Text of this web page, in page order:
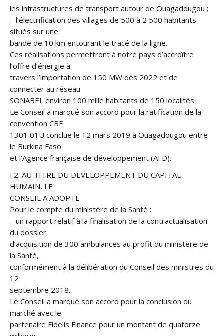
les infrastructures de transport autour de Ouagadougou ;
– l’électrification des villages de 500 à 2 500 habitants
situés sur une
bande de 10 km entourant le tracé de la ligne.
Ces réalisations permettront à notre pays d’accroître
l’offre d’énergie à
travers l’importation de 150 MW dès 2022 et de
connecter au réseau
SONABEL environ 100 mille habitants de 150 localités.
Le Conseil a marqué son accord pour la ratification de la
convention CBF
1301 01U conclue le 12 mars 2019 à Ouagadougou entre
le Burkina Faso
et l’Agence française de développement (AFD).
I.2. AU TITRE DU DEVELOPPEMENT DU CAPITAL
HUMAIN, LE
CONSEIL A ADOPTE
Pour le compte du ministère de la Santé :
– un rapport relatif à la finalisation de la contractualisation
du dossier
d’acquisition de 300 ambulances au profit du ministère de
la Santé,
conformément à la délibération du Conseil des ministres du
12
septembre 2018.
Le Conseil a marqué son accord pour la conclusion du
marché avec le
partenaire Fidelis Finance pour un montant de quatorze